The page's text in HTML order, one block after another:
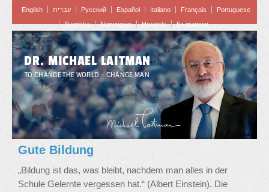
English עברית Pусский Español Italiano Français
Portuguese
Svenska
Norwegian Hrvatski Български
DR. MICHAEL LAITMAN
TO CHANGE THE WORLD – CHANGE MAN
Gute Bildung
„Bildung ist das, was bleibt, nachdem man alles in der
Schule Gelernte vergessen hat.“ (Albert Einstein). Die